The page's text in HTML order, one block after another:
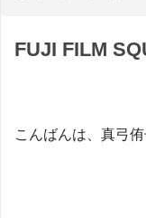
FUJI FILM
こんばんは、真弓侑